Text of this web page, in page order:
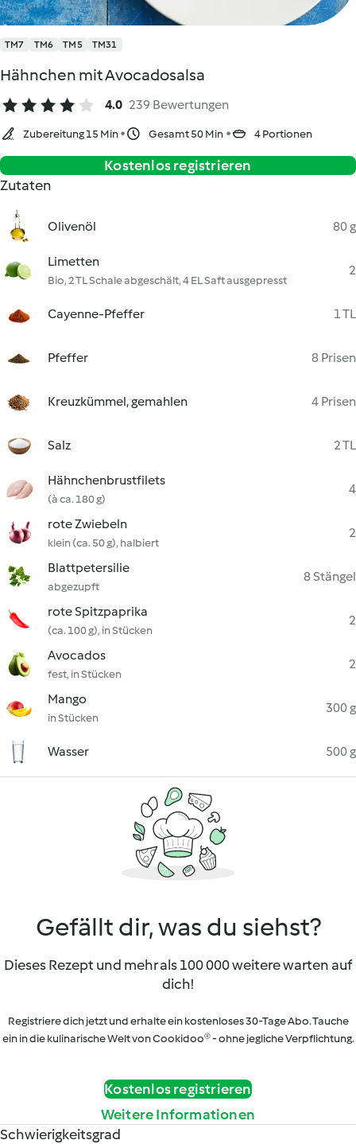
TM7 TM6 TM5 TM31
Hähnchen mit Avocadosalsa
4.0 239 Bewertungen
Zubereitung 15 Min Gesamt 50 Min 4 Portionen
Kostenlos registrieren
Zutaten
Olivenöl 80 g
Limetten
Bio, 2 TL Schale abgeschält, 4 EL Saft ausgepresst
2
Cayenne-Pfeffer 1 TL
Pfeffer 8 Prisen
Kreuzkümmel, gemahlen 4 Prisen
Salz 2 TL
Hähnchenbrustfilets
(à ca. 180 g)
4
rote Zwiebeln
klein (ca. 50 g), halbiert
2
Blattpetersilie
abgezupft
8 Stängel
rote Spitzpaprika
(ca. 100 g), in Stücken
2
Avocados
fest, in Stücken
2
Mango
in Stücken
300 g
Wasser 500 g
Gefällt dir, was du siehst?
Dieses Rezept und mehr als 100 000 weitere warten auf
dich!
Registriere dich jetzt und erhalte ein kostenloses 30-Tage Abo. Tauche
ein in die kulinarische Welt von Cookidoo® - ohne jegliche Verpflichtung.
Kostenlos registrieren
Weitere Informationen
Schwierigkeitsgrad